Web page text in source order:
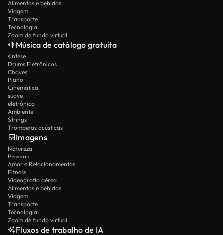
Alimentos e bebidas
Viagem
Transporte
Tecnologia
Zoom de fundo virtual
Música de catálogo gratuita
síntese
Drums Eletrônicos
Chaves
Piano
Cinemática
suave
eletrônico
Ambiente
Strings
Trombetas acústicas
Imagens
Natureza
Pessoas
Amor e Relacionamentos
Fitness
Videografia aérea
Alimentos e bebidas
Viagem
Transporte
Tecnologia
Zoom de fundo virtual
Fluxos de trabalho de IA